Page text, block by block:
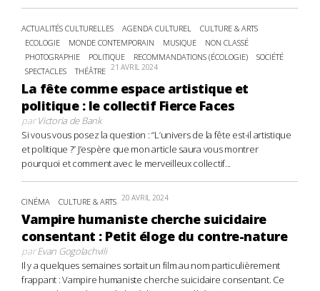
ACTUALITÉS CULTURELLES AGENDA CULTUREL
CULTURE & ARTS
ECOLOGIE
MONDE CONTEMPORAIN MUSIQUE
NON CLASSÉ
PHOTOGRAPHIE
POLITIQUE RECOMMANDATIONS (ÉCOLOGIE)
SOCIÉTÉ
SPECTACLES
THÉÂTRE 21 AVRIL 2024
La fête comme espace artistique et
politique : le collectif Fierce Faces
parVictoria de Bank
Si vous vous posez la question : “L’univers de la fête est-il artistique
et politique ?” J’espère que mon article saura vous montrer
pourquoi et comment avec le merveilleux collectif...
CINÉMA CULTURE & ARTS 20 AVRIL 2024
Vampire humaniste cherche suicidaire
consentant : Petit éloge du contre-nature
parEvan Gogolachvili
Il y a quelques semaines sortait un film au nom particulièrement
frappant : Vampire humaniste cherche suicidaire consentant. Ce